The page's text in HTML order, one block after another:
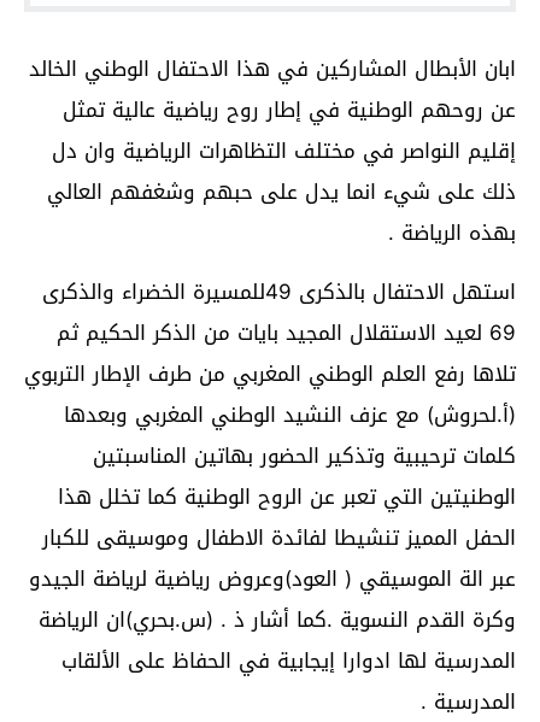
ابان الأبطال المشاركين في هذا الاحتفال الوطني الخالد
عن روحهم الوطنية في إطار روح رياضية عالية تمثل
إقليم النواصر في مختلف التظاهرات الرياضية وان دل
ذلك على شيء انما يدل على حبهم وشغفهم العالي
بهذه الرياضة .
استهل الاحتفال بالذكرى 49للمسيرة الخضراء والذكرى
69 لعيد الاستقلال المجيد بايات من الذكر الحكيم ثم
تلاها رفع العلم الوطني المغربي من طرف الإطار التربوي
(أ.لحروش) مع عزف النشيد الوطني المغربي وبعدها
كلمات ترحيبية وتذكير الحضور بهاتين المناسبتين
الوطنيتين التي تعبر عن الروح الوطنية كما تخلل هذا
الحفل المميز تنشيطا لفائدة الاطفال وموسيقى للكبار
عبر الة الموسيقي ( العود)وعروض رياضية لرياضة الجيدو
وكرة القدم النسوية .كما أشار ذ . (س.بحري)ان الرياضة
المدرسية لها ادوارا إيجابية في الحفاظ على الألقاب
المدرسية .